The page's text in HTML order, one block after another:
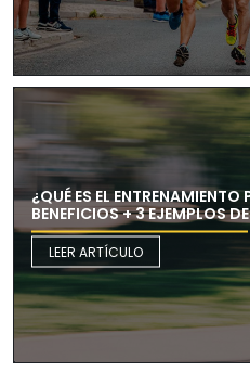
¿QUÉ ES EL
BENEFICIOS + 3 EJEMPLOS
LEER ARTÍCULO